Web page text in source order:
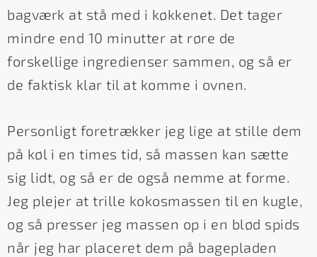
bagværk at stå med i køkkenet. Det tager
mindre end 10 minutter at røre de
forskellige ingredienser sammen, og så er
de faktisk klar til at komme i ovnen.
Personligt foretrækker jeg lige at stille dem
på køl i en times tid, så massen kan sætte
sig lidt, og så er de også nemme at forme.
Jeg plejer at trille kokosmassen til en kugle,
og så presser jeg massen op i en blød spids
når jeg har placeret dem på bagepladen